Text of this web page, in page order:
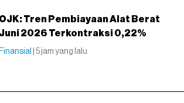
OJK: Tren Pembiayaan Alat Berat
Juni 2026 Terkontraksi 0,22%
Finansial | 5 jam yang lalu